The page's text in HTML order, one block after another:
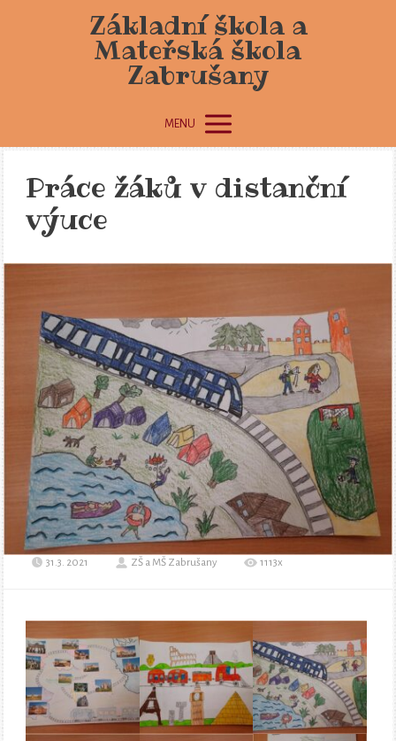
Základní škola a
Mateřská škola
Zabrušany
MENU
Práce žáků v distanční
výuce
31.3. 2021 ZŠ a MŠ Zabrušany 1113x